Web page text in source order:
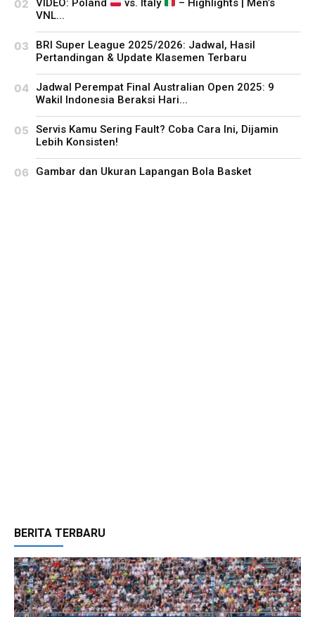
VIDEO: Poland vs. Italy
– Highlights | Men’s
VNL...
BRI Super League 2025/2026: Jadwal, Hasil
Pertandingan & Update Klasemen Terbaru
Jadwal Perempat Final Australian Open 2025: 9
Wakil Indonesia Beraksi Hari...
Servis Kamu Sering Fault? Coba Cara Ini, Dijamin
Lebih Konsisten!
Gambar dan Ukuran Lapangan Bola Basket
BERITA TERBARU